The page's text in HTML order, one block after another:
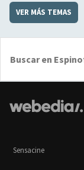
VER MÁS TEMAS
Sensacine